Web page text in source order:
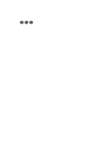
***